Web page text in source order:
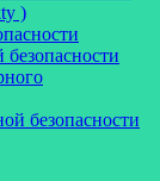
)
безопасности